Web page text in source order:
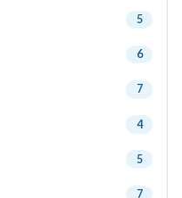
5
6
7
4
5
7